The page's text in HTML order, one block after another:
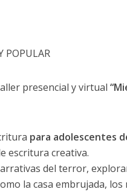
POPULAR
presencial y virtual
para adolescentes
escritura creativa.
del terror,
la casa embrujada,